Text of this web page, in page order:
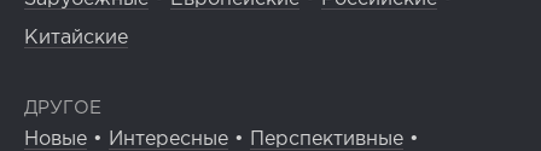
Китайские
ДРУГОЕ
Новые • Интересные • Перспективные •